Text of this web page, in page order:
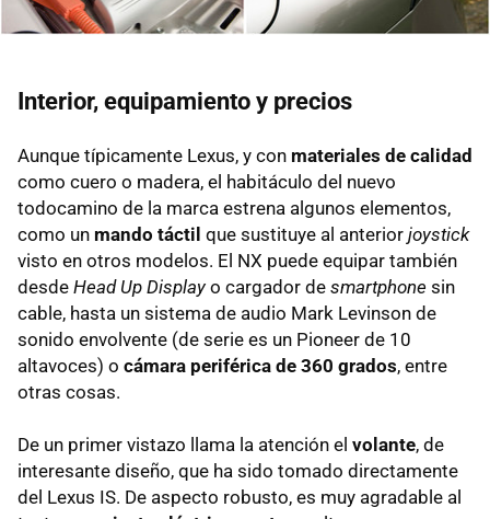
Interior, equipamiento y precios
Aunque típicamente Lexus, y con materiales de calidad
como cuero o madera, el habitáculo del nuevo
todocamino de la marca estrena algunos elementos,
como un mando táctil que sustituye al anterior joystick
visto en otros modelos. El NX puede equipar también
desde Head Up Displayo cargador de smartphone sin
cable, hasta un sistema de audio Mark Levinson de
sonido envolvente (de serie es un Pioneer de 10
altavoces) o cámara periférica de 360 grados, entre
otras cosas.
De un primer vistazo llama la atención el volante, de
interesante diseño, que ha sido tomado directamente
del Lexus IS. De aspecto robusto, es muy agradable al